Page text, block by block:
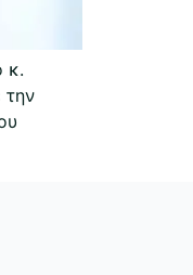
κ.
την